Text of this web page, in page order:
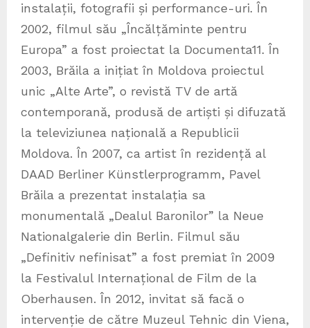
instalații, fotografii și performance-uri. În
2002, filmul său „Încălțăminte pentru
Europa” a fost proiectat la Documenta11. În
2003, Brăila a inițiat în Moldova proiectul
unic „Alte Arte”, o revistă TV de artă
contemporană, produsă de artiști și difuzată
la televiziunea națională a Republicii
Moldova. În 2007, ca artist în rezidență al
DAAD Berliner Künstlerprogramm, Pavel
Brăila a prezentat instalația sa
monumentală „Dealul Baronilor” la Neue
Nationalgalerie din Berlin. Filmul său
„Definitiv nefinisat” a fost premiat în 2009
la Festivalul Internațional de Film de la
Oberhausen. În 2012, invitat să facă o
intervenție de către Muzeul Tehnic din Viena,